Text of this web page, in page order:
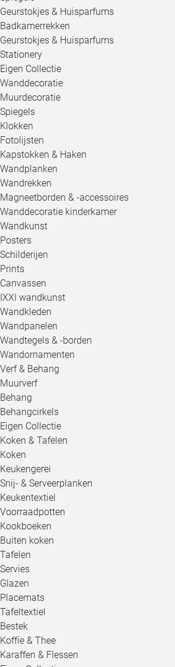
Geurstokjes & Huisparfums
Badkamerrekken
Geurstokjes & Huisparfums
Stationery
Eigen Collectie
Wanddecoratie
Muurdecoratie
Spiegels
Klokken
Fotolijsten
Kapstokken & Haken
Wandplanken
Wandrekken
Magneetborden & -accessoires
Wanddecoratie kinderkamer
Wandkunst
Posters
Schilderijen
Prints
Canvassen
IXXI wandkunst
Wandkleden
Wandpanelen
Wandtegels & -borden
Wandornamenten
Verf & Behang
Muurverf
Behang
Behangcirkels
Eigen Collectie
Koken & Tafelen
Koken
Keukengerei
Snij- & Serveerplanken
Keukentextiel
Voorraadpotten
Kookboeken
Buiten koken
Tafelen
Servies
Glazen
Placemats
Tafeltextiel
Bestek
Koffie & Thee
Karaffen & Flessen